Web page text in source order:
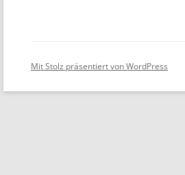
Mit Stolz präsentiert von WordPress